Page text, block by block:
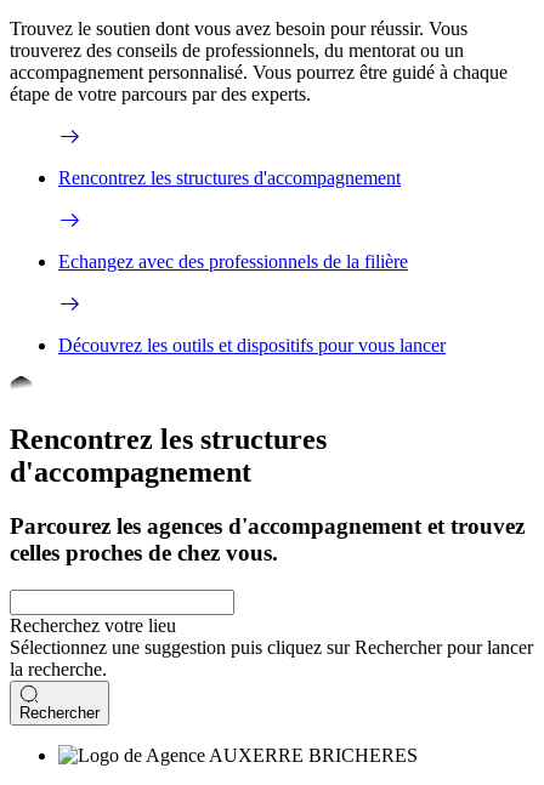
Trouvez le soutien dont vous avez besoin pour réussir. Vous
trouverez des conseils de professionnels, du mentorat ou un
accompagnement personnalisé. Vous pourrez être guidé à chaque
étape de votre parcours par des experts.
Rencontrez les structures d'accompagnement
Echangez avec des professionnels de la filière
Découvrez les outils et dispositifs pour vous lancer
Rencontrez les structures
d'accompagnement
Parcourez les agences d'accompagnement et trouvez
celles proches de chez vous.
Recherchez votre lieu
Sélectionnez une suggestion puis cliquez sur Rechercher pour lancer
la recherche.
Rechercher